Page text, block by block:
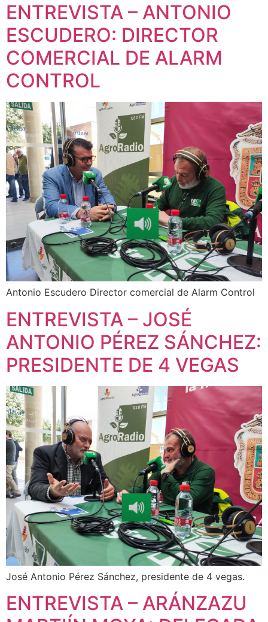
ENTREVISTA – ANTONIO
ESCUDERO: DIRECTOR
COMERCIAL DE ALARM
CONTROL
Antonio Escudero Director comercial de Alarm Control
ENTREVISTA – JOSÉ
ANTONIO PÉREZ SÁNCHEZ:
PRESIDENTE DE 4 VEGAS
José Antonio Pérez Sánchez, presidente de 4 vegas.
ENTREVISTA – ARÁNZAZU